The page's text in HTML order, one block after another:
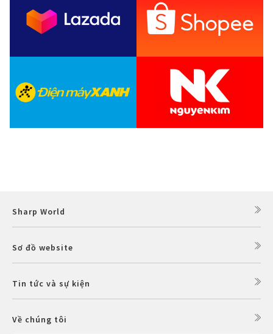
Sharp World
Sơ đồ website
Tin tức và sự kiện
Về chúng tôi